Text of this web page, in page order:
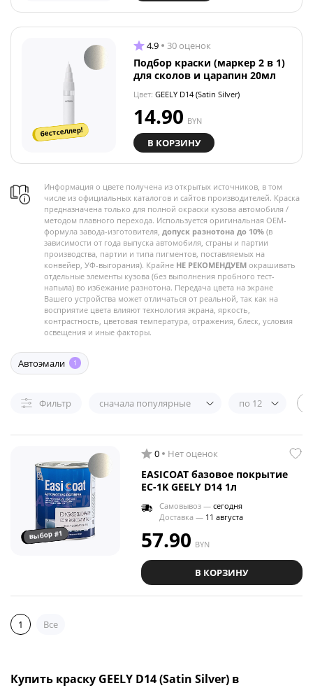
бестселлер!
4.9 30 оценок
Подбор краски (маркер 2 в 1)
для сколов и царапин 20мл
Цвет: GEELY D14 (Satin Silver)
14.90 BYN
В КОРЗИНУ
Информация о цвете получена из открытых источников, в том
числе из официальных каталогов и сайтов производителей. Краска
предназначена только для полной окраски кузова автомобиля /
методом плавного перехода. Используется оригинальная OEM-
формула завода-изготовителя, допуск разнотона до 10% (в
зависимости от года выпуска автомобиля, страны и партии
производства, партии и типа пигментов, поставляемых на
конвейер, УФ-выгорания). Крайне НЕ РЕКОМЕНДУЕМ окрашивать
отдельные элементы кузова (без выполнения пробного тест-
напыла) во избежание разнотона. Передача цвета на экране
Вашего устройства может отличаться от реальной, так как на
восприятие цвета влияют технология экрана, яркость,
контрастность, цветовая температура, отражения, блеск, условия
освещения и иные факторы.
Автоэмали 1
Фильтр сначала популярные по 12
выбор #1
0 Нет оценок
EASICOAT базовое покрытие
EC-1K GEELY D14 1л
Самовывоз — сегодня
Доставка — 11 августа
57.90 BYN
В КОРЗИНУ
1 Все
Купить краску GEELY D14 (Satin Silver) в